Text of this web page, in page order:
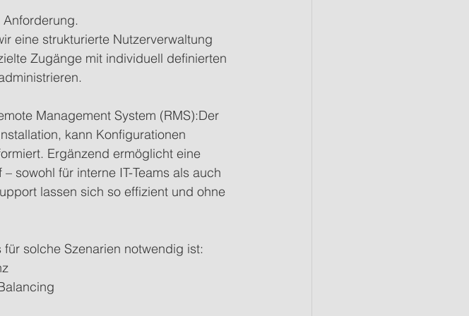
eine strukturierte Nutzerverwaltung
Zugänge mit individuell definierten
Management System (RMS):Der
kann Konfigurationen
Ergänzend ermöglicht eine
sowohl für interne IT-Teams als auch
lassen sich so effizient und ohne
solche Szenarien notwendig ist: